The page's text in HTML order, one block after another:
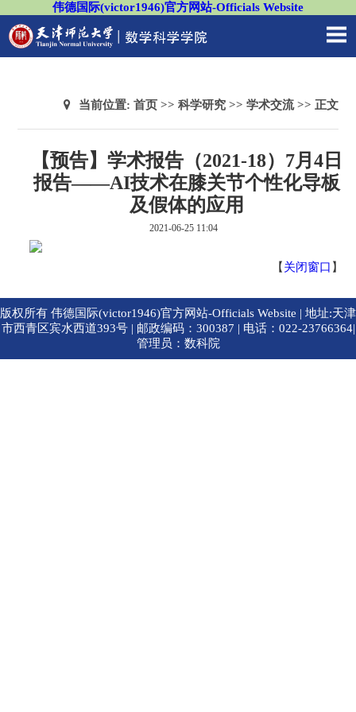
伟德国际(victor1946)官方网站-Officials Website
当前位置: 首页>> 科学研究>> 学术交流>> 正文
【预告】学术报告（2021-18）7月4日
报告——AI技术在膝关节个性化导板
及假体的应用
2021-06-25 11:04
【 关闭窗口 】
版权所有 伟德国际(victor1946)官方网站-Officials Website | 地址:天津
市西青区宾水西道393号 | 邮政编码：300387 | 电话：022-23766364|
管理员：数科院